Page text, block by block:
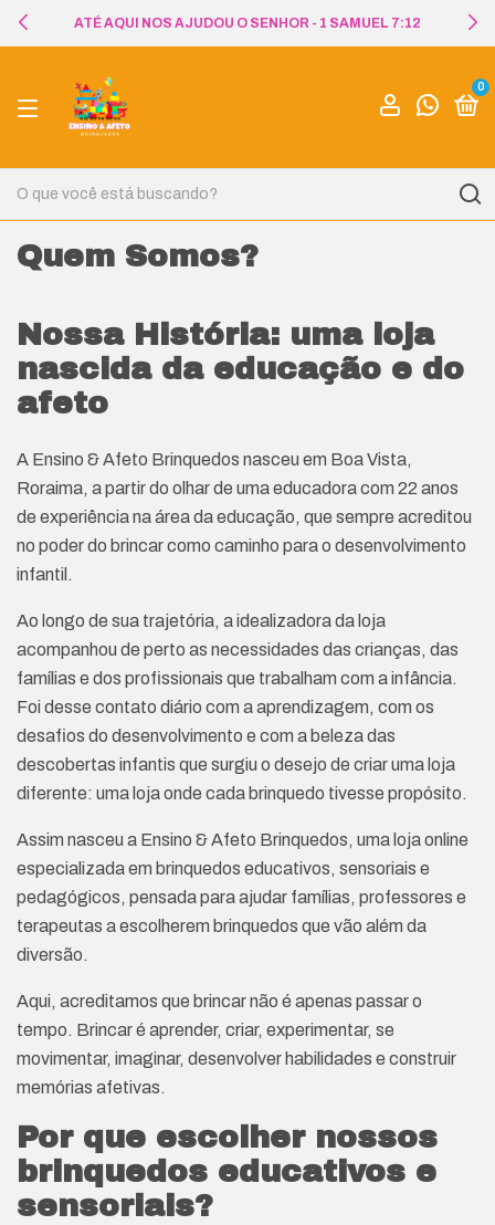
ATÉ AQUI NOS AJUDOU O SENHOR - 1 SAMUEL 7:12
0
Quem Somos?
Nossa História: uma loja
nascida da educação e do
afeto
A Ensino & Afeto Brinquedos nasceu em Boa Vista,
Roraima, a partir do olhar de uma educadora com 22 anos
de experiência na área da educação, que sempre acreditou
no poder do brincar como caminho para o desenvolvimento
infantil.
Ao longo de sua trajetória, a idealizadora da loja
acompanhou de perto as necessidades das crianças, das
famílias e dos profissionais que trabalham com a infância.
Foi desse contato diário com a aprendizagem, com os
desafios do desenvolvimento e com a beleza das
descobertas infantis que surgiu o desejo de criar uma loja
diferente: uma loja onde cada brinquedo tivesse propósito.
Assim nasceu a Ensino & Afeto Brinquedos, uma loja online
especializada em brinquedos educativos, sensoriais e
pedagógicos, pensada para ajudar famílias, professores e
terapeutas a escolherem brinquedos que vão além da
diversão.
Aqui, acreditamos que brincar não é apenas passar o
tempo. Brincar é aprender, criar, experimentar, se
movimentar, imaginar, desenvolver habilidades e construir
memórias afetivas.
Por que escolher nossos
brinquedos educativos e
sensoriais?